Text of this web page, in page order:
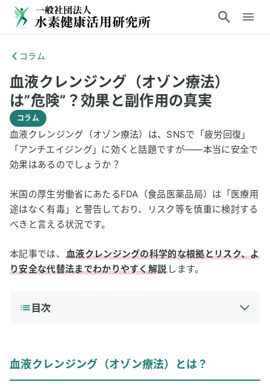
コラム
血液クレンジング（オゾン療法）
は”危険”？効果と副作用の真実
コラム
血液クレンジング（オゾン療法）は、SNSで「疲労回復」
「アンチエイジング」に効くと話題ですが――本当に安全で
効果はあるのでしょうか？
米国の厚生労働省にあたるFDA（食品医薬品局）は「医療用
途はなく有毒」と警告しており、リスク等を慎重に検討する
べきと言える状況です。
本記事では、
血液クレンジングの科学的な根拠とリスク、よ
り安全な代替法までわかりやすく解説 します。
目次
血液クレンジング（オゾン療法）とは？